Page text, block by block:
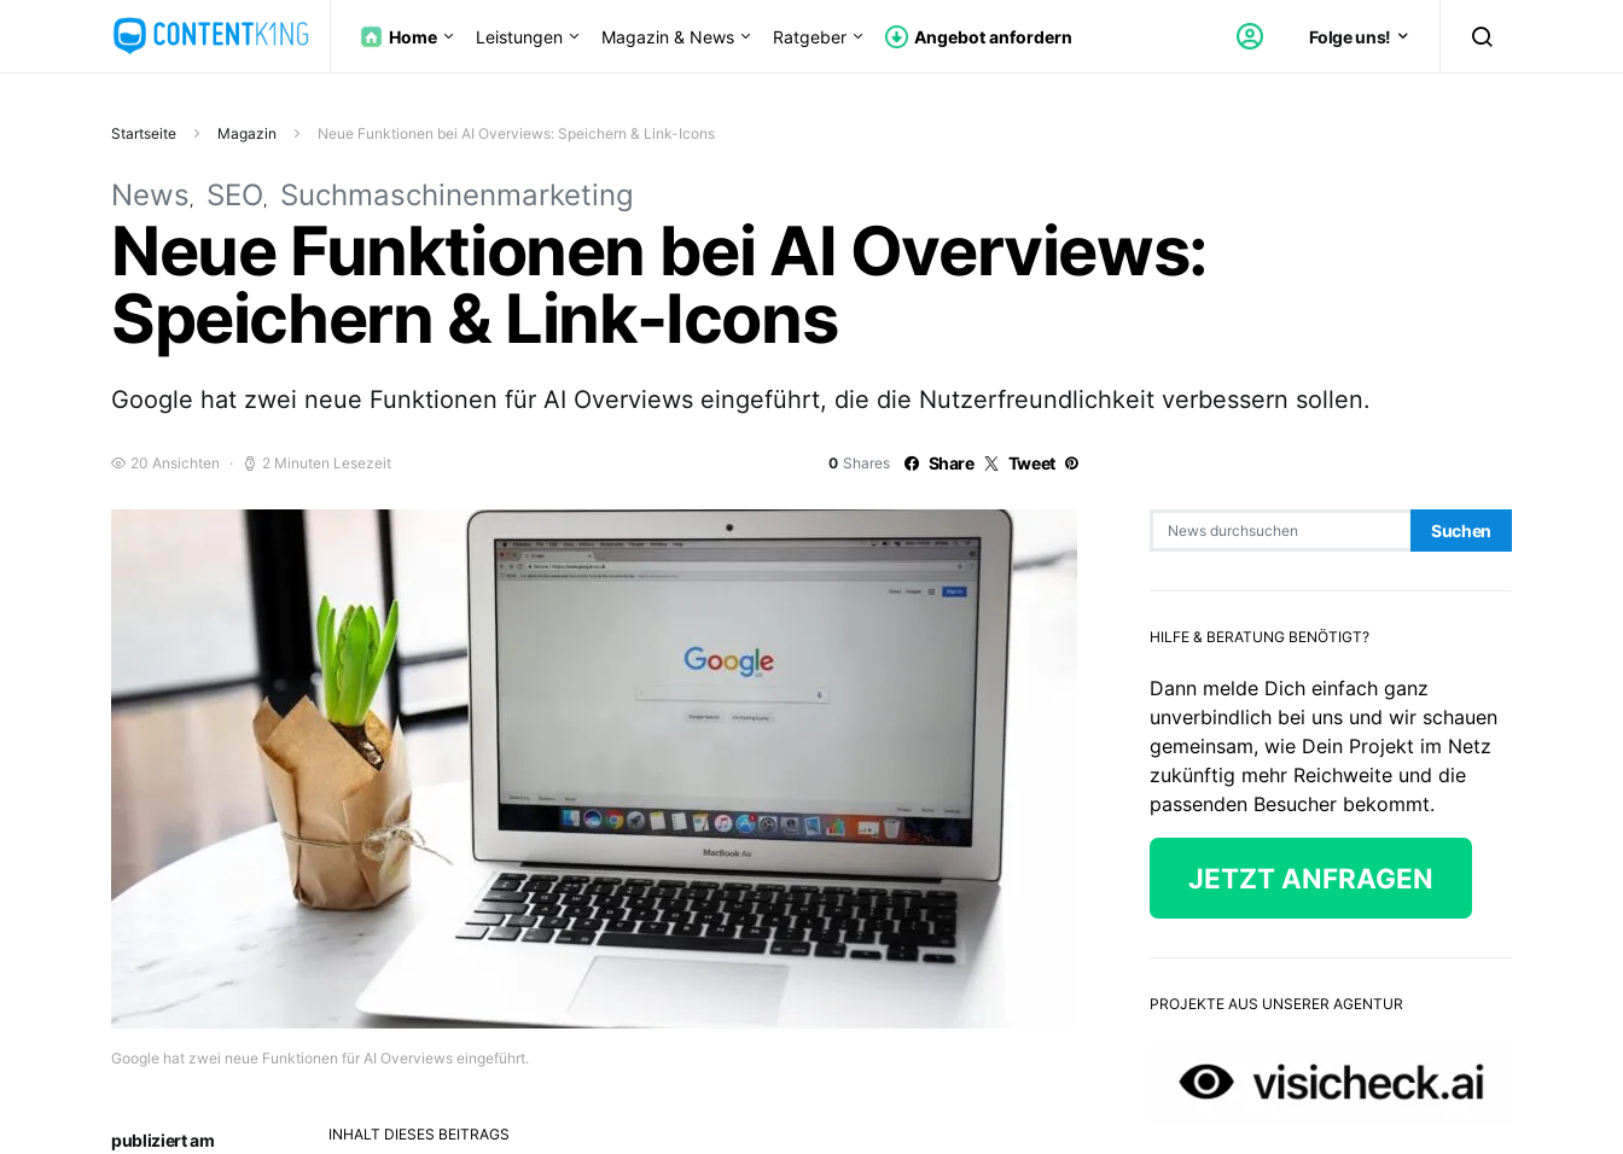
Home Leistungen Magazin & News Ratgeber Angebot anfordern Folge uns!
Startseite Magazin Neue Funktionen bei AI Overviews: Speichern & Link-Icons
News SEO Suchmaschinenmarketing
Neue Funktionen bei AI Overviews:
Speichern & Link-Icons
Google hat zwei neue Funktionen für AI Overviews eingeführt, die die Nutzerfreundlichkeit verbessern sollen.
20 Ansichten 2 Minuten Lesezeit 0 Shares Share Tweet
Google hat zwei neue Funktionen für AI Overviews eingeführt.
publiziert am
INHALT DIESES BEITRAGS
Suchen
HILFE & BERATUNG BENÖTIGT?
Dann melde Dich einfach ganz
unverbindlich bei uns und wir schauen
gemeinsam, wie Dein Projekt im Netz
zukünftig mehr Reichweite und die
passenden Besucher bekommt.
JETZT ANFRAGEN
PROJEKTE AUS UNSERER AGENTUR